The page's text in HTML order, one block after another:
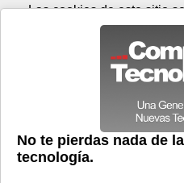
Prensa Videos
> asocia con lebara
asocia con lebara
Sábado 08 de agosto -
Las cookies de este sitio
contenido y los anuncios,
sociales y para analizar el
información sobre el uso que
partners de medios
web.